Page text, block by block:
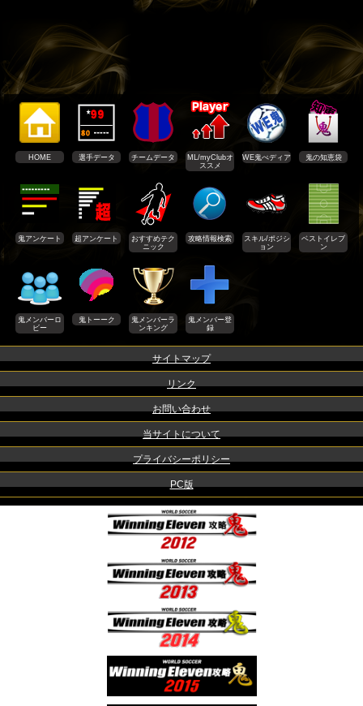
HOME 選手データ チームデータ
ML/myClubオ
ススメ
WE鬼ぺディア 鬼の知恵袋
鬼アンケート 超アンケート
おすすめテク
ニック
攻略情報検索
スキル/ポジシ
ョン
ベストイレブ
ン
鬼メンバーロ
ビー
鬼トーーク
鬼メンバーラ
ンキング
鬼メンバー登
録
サイトマップ
リンク
お問い合わせ
当サイトについて
プライバシーポリシー
PC版